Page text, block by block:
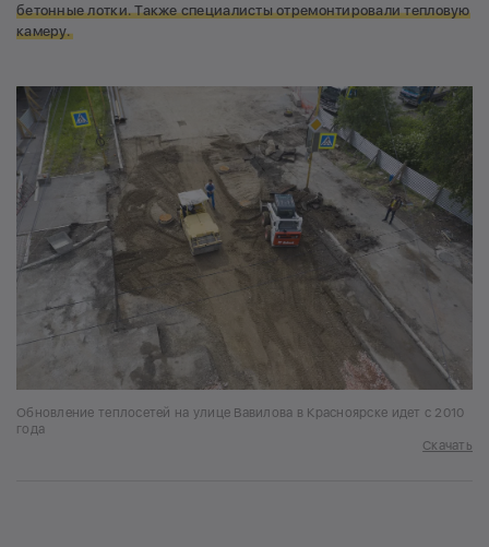
бетонные лотки. Также специалисты отремонтировали тепловую
камеру.
Обновление теплосетей на улице Вавилова в Красноярске идет с 2010
года
Скачать